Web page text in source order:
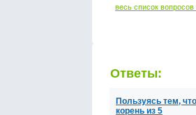
весь список вопросов
Ответы:
Пользуясь тем,
корень из 5